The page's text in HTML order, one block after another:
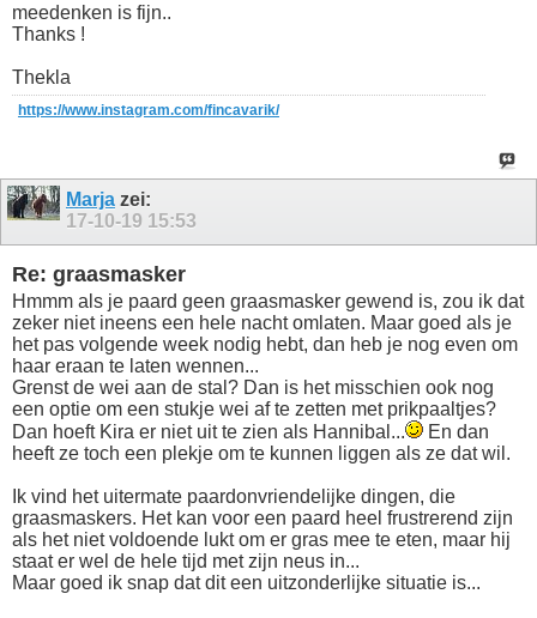
meedenken is fijn..
Thanks !
Thekla
https://www.instagram.com/fincavarik/
Marja zei:
17-10-19 15:53
Re: graasmasker
Hmmm als je paard geen graasmasker gewend is, zou ik dat
zeker niet ineens een hele nacht omlaten. Maar goed als je
het pas volgende week nodig hebt, dan heb je nog even om
haar eraan te laten wennen...
Grenst de wei aan de stal? Dan is het misschien ook nog
een optie om een stukje wei af te zetten met prikpaaltjes?
Dan hoeft Kira er niet uit te zien als Hannibal...
En dan
heeft ze toch een plekje om te kunnen liggen als ze dat wil.
Ik vind het uitermate paardonvriendelijke dingen, die
graasmaskers. Het kan voor een paard heel frustrerend zijn
als het niet voldoende lukt om er gras mee te eten, maar hij
staat er wel de hele tijd met zijn neus in...
Maar goed ik snap dat dit een uitzonderlijke situatie is...